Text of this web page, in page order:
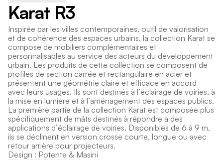
Karat R3
Inspirée par les villes contemporaines, outil de valorisation
et de cohérence des espaces urbains, la collection Karat se
compose de mobiliers complémentaires et
personnalisables au service des acteurs du développement
urbain. L es produits de cette collection se composent de
profilés de section carrée et rectangulaire en acier et
présentent une géométrie claire et efficace en accord
avec leurs usages. Ils sont destinés à l’éclairage de voiries, à
la mise en lumière et à l’aménagement des espaces publics.
L a première partie de la collection Karat est composée plus
spécifiquement de mâts destinés à répondre à des
applications d’éclairage de voiries. Disponibles de 6 à 9 m,
ils se déclinent en version crosse courte, longue ou avec
retour arrière pour projecteurs.
Design : Potente & Masini